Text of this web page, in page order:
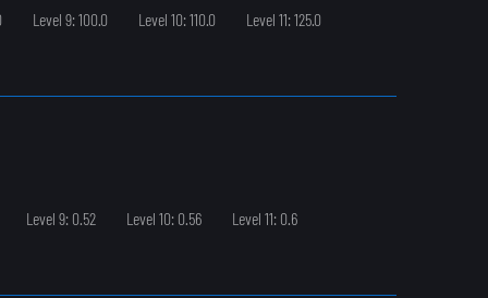
Level 9: 100.0 Level 10: 110.0
Level 11: 125.0
Level 9: 0.52 Level 10: 0.56
Level 11: 0.6